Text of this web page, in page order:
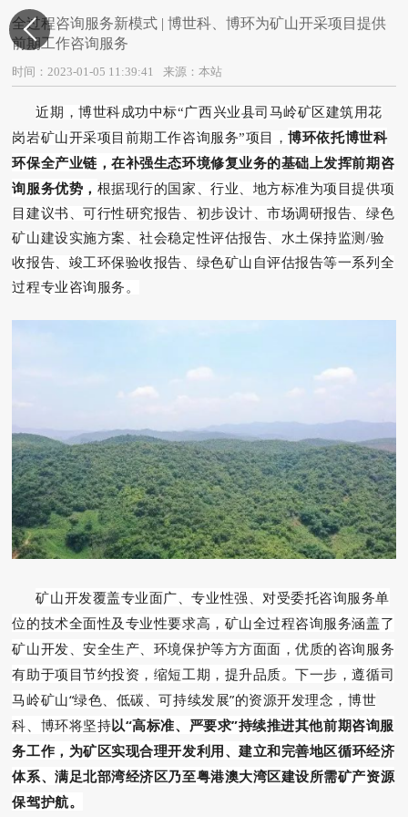

全过程咨询服务新模式 | 博世科、博环为矿山开采项目提供
前期工作咨询服务
时间：2023-01-05 11:39:41 来源：本站
近期，博世科成功中标“广西兴业县司马岭矿区建筑用花
岗岩矿山开采项目前期工作咨询服务”项目，博环依托博世科
环保全产业链，在补强生态环境修复业务的基础上发挥前期咨
询服务优势， 根据现行的国家、行业、地方标准为项目提供项
目建议书、可行性研究报告、初步设计、市场调研报告、绿色
矿山建设实施方案、社会稳定性评估报告、水土保持监测/验
收报告、竣工环保验收报告、绿色矿山自评估报告等一系列全
过程专业咨询服务。
矿山开发覆盖专业面广、专业性强、对受委托咨询服务单
位的技术全面性及专业性要求高，矿山全过程咨询服务涵盖了
矿山开发、安全生产、环境保护等方方面面，优质的咨询服务
有助于项目节约投资，缩短工期，提升品质。下一步，遵循司
马岭矿山“绿色、低碳、可持续发展”的资源开发理念，博世
科、博环将坚持以“高标准、严要求”持续推进其他前期咨询服
务工作 ，为矿区实现合理开发利用、建立和完善地区循环经济
体系、满足北部湾经济区乃至粤港澳大湾区建设所需矿产资源
保驾护航。